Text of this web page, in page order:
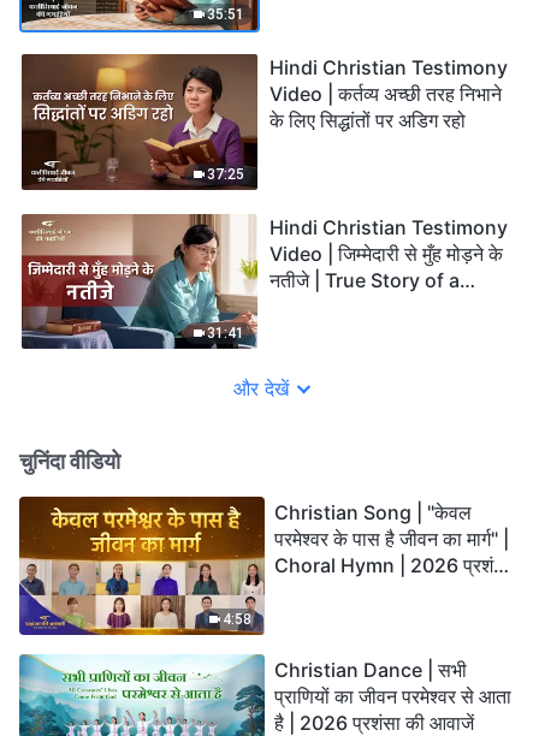
35:51
37:25
Hindi Christian Testimony
Video | कर्तव्य अच्छी तरह निभाने
के लिए सिद्धांतों पर अडिग रहो
31:41
Hindi Christian Testimony
Video | जिम्मेदारी से मुँह मोड़ने के
नतीजे | True Story of a
और देखें
चुनिंदा वीडियो
4:58
Christian Song | "केवल
परमेश्वर के पास है जीवन का मार्ग" |
Choral Hymn | 2026 प्रशंसा
Christian Dance | सभी
प्राणियों का जीवन परमेश्वर से आता
है | 2026 प्रशंसा की आवाजें